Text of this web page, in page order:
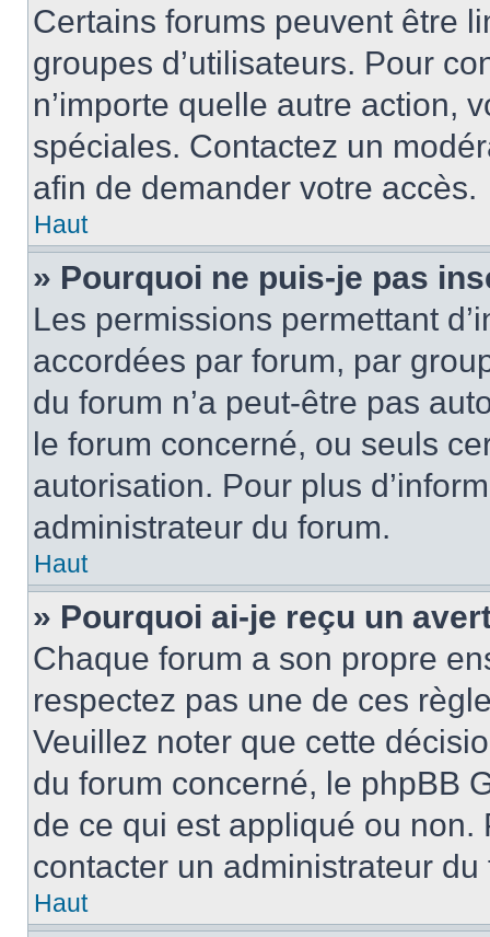
Certains forums peuvent être
groupes d’utilisateurs. Pour
n’importe quelle autre action,
spéciales. Contactez un
afin de demander votre accès.
Haut
» Pourquoi ne puis-je pas
Les permissions permettant
accordées par forum, par
du forum n’a peut-être pas
le forum concerné, ou seuls
autorisation. Pour plus
administrateur du forum.
Haut
» Pourquoi ai-je reçu un
Chaque forum a son propre
respectez pas une de ces
Veuillez noter que cette
du forum concerné, le phpBB
de ce qui est appliqué ou non.
contacter un administrateur du
Haut